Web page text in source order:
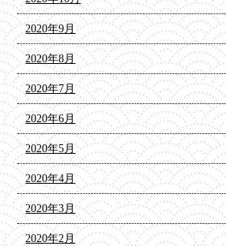
2020年9月
2020年8月
2020年7月
2020年6月
2020年5月
2020年4月
2020年3月
2020年2月